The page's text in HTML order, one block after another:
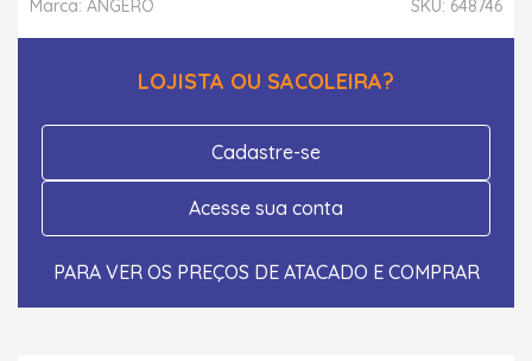
SKU: 648746
Marca: ANGERO
LOJISTA OU SACOLEIRA?
Cadastre-se
Acesse sua conta
PARA VER OS PREÇOS DE ATACADO E COMPRAR